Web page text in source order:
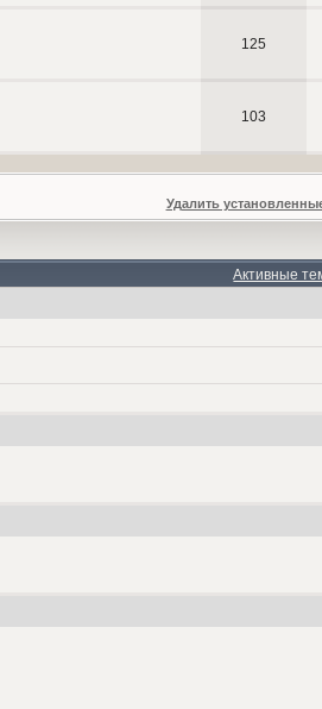
125
103
Удалить
Активные